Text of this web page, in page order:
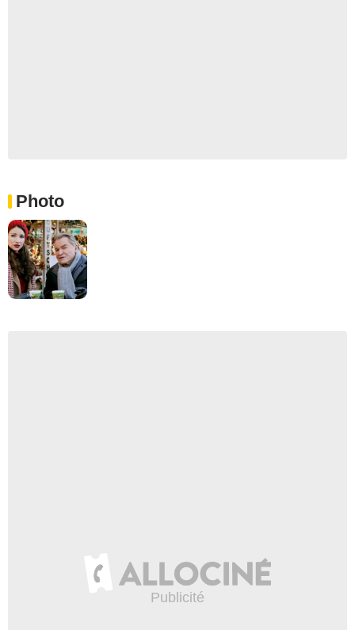
Photo